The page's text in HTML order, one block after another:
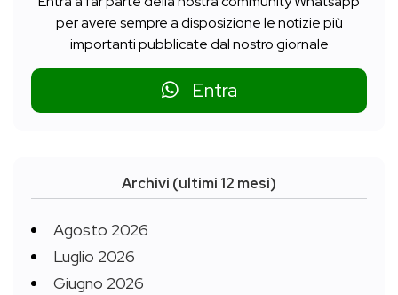
per avere sempre a disposizione le notizie più
importanti pubblicate dal nostro giornale
Entra
Archivi (ultimi 12 mesi)
Agosto 2026
Luglio 2026
Giugno 2026